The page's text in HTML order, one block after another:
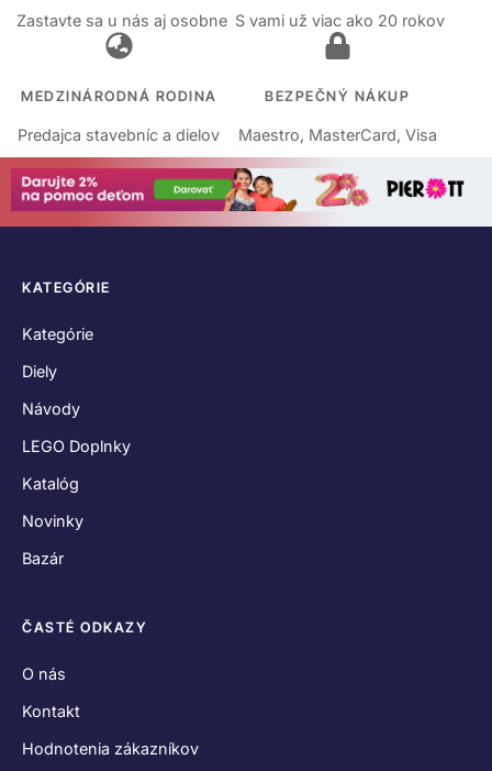
Zastavte sa u nás aj osobne S vami už viac ako 20 rokov
MEDZINÁRODNÁ RODINA
Predajca stavebníc a dielov
BEZPEČNÝ NÁKUP
Maestro, MasterCard, Visa
KATEGÓRIE
Kategórie
Diely
Návody
LEGO Doplnky
Katalóg
Novinky
Bazár
ČASTÉ ODKAZY
O nás
Kontakt
Hodnotenia zákazníkov